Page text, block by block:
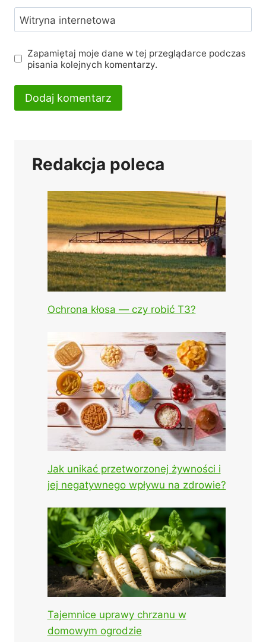
Witryna internetowa
Zapamiętaj moje dane w tej przeglądarce podczas
pisania kolejnych komentarzy.
Redakcja poleca
Ochrona kłosa — czy robić T3?
Jak unikać przetworzonej żywności i
jej negatywnego wpływu na zdrowie?
Tajemnice uprawy chrzanu w
domowym ogrodzie